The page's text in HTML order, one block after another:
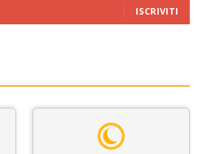
ISCRIVITI